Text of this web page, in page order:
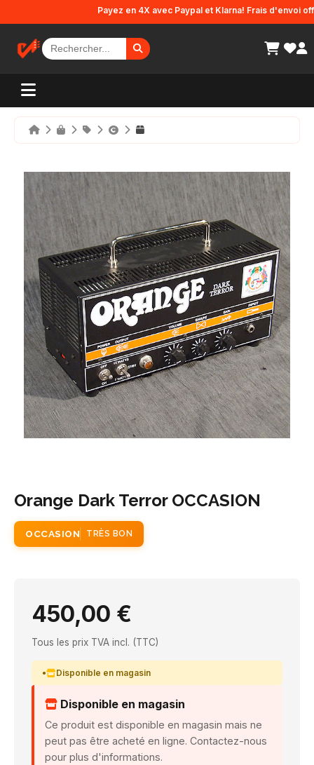
Payez en 4X avec Paypal et Klarna! Frais d'envoi
Orange Dark Terror OCCASION
OCCASION TRÈS BON
450,00 €
Tous les prix TVA incl. (TTC)
Disponible en magasin
Disponible en magasin
Ce produit est disponible en magasin mais ne
peut pas être acheté en ligne. Contactez-nous
pour plus d'informations.
Panneau de gestion des cookies